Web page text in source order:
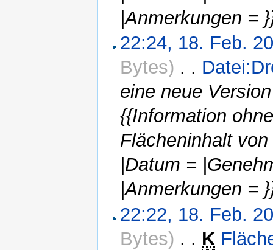
|Anmerkungen =
22:24, 18. Feb.
Bytes) . .
eine neue
{{Information
Flächeninhalt
|Datum =
|Anmerkungen =
22:22, 18. Feb.
Bytes) . . K